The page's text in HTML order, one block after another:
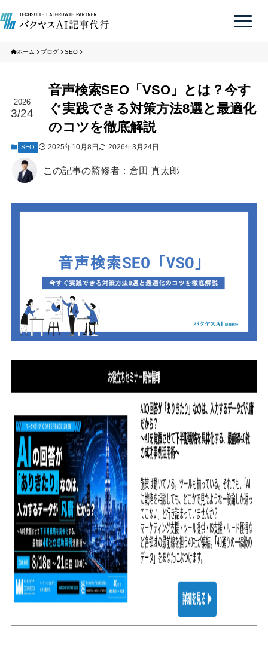
ホーム ブログ SEO
音声検索SEO「VSO」とは？今す
ぐ実践できる対策方法8選と最適化
のコツを徹底解説
2026
3/24
SEO 2025年10月8日 2026年3月24日
この記事の監修者：倉田 真太郎